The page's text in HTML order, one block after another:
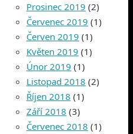
Prosinec 2019 (2)
Červenec 2019 (1)
Červen 2019 (1)
Květen 2019 (1)
Únor 2019 (1)
Listopad 2018 (2)
Říjen 2018 (1)
Září 2018 (3)
Červenec 2018 (1)